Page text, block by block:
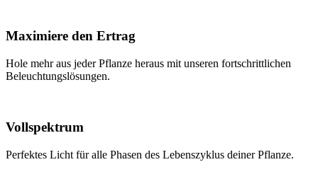
Maximiere den Ertrag
Hole mehr aus jeder Pflanze heraus mit unseren fortschrittlichen
Beleuchtungslösungen.
Vollspektrum
Perfektes Licht für alle Phasen des Lebenszyklus deiner Pflanze.